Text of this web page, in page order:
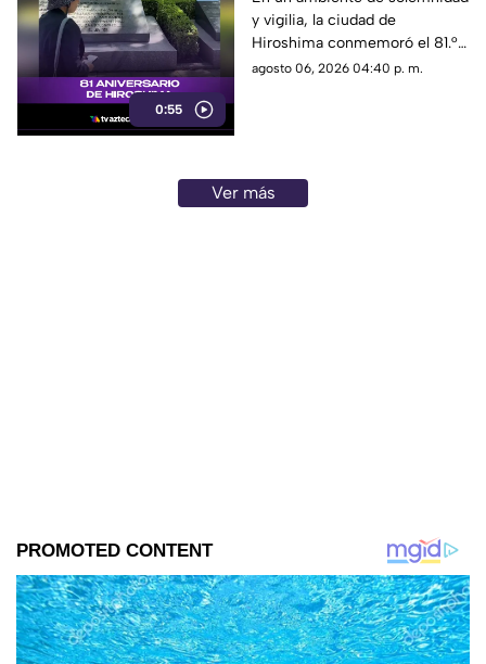
0:55
fin de la era nuclear
y vigilia, la ciudad de
Hiroshima conmemoró el 81.°
aniversario del devastador
agosto 06, 2026 04:40 p. m.
Ver más